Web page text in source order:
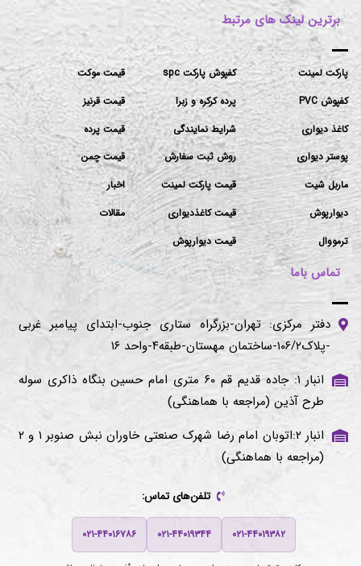
برترین لینک های مرتبط
پارکت لمینت
کفپوش PVC
کاغذ دیواری
پوستر دیواری
ماربل شیت
دیوارپوش
ترمووال
کفپوش پارکت spc
پرده کرکره و زبرا
شرایط نمایندگی
روش ثبت سفارش
قیمت پارکت لمینت
قیمت کاغذدیواری
قیمت دیوارپوش
قیمت موکت
قیمت قرنیز
قیمت پرده
قیمت چمن
اخبار
مقالات
تماس باما
دفتر مرکزی: تهران-بزرگراه ستاری جنوب-ابتدای پیامبر غربی
-پلاک۱۰۶/۲-ساختمان مهستان-طبقه۴-واحد ۱۶
انبار ۱: جاده قدیم قم ۶۰ متری امام حسین بنگاه ذاکری سوله
طرح آذین (مراجعه با هماهنگی)
انبار ۲:اتوبان امام رضا شهرک صنعتی خاوران نبش صنوبر ۱ و ۲
(مراجعه با هماهنگی)
تلفن‌های تماس:
۰۲۱-۴۴۰۱۹۳۸۲ ۰۲۱-۴۴۰۱۹۳۴۴ ۰۲۱-۴۴۰۱۶۷۸۶